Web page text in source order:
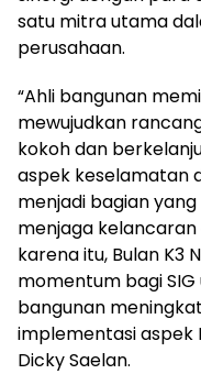
satu mitra utama
perusahaan.
“Ahli bangunan
mewujudkan
kokoh dan
aspek keselamatan
menjadi bagian
menjaga
karena itu, Bulan K3
momentum bagi
bangunan
implementasi aspek
Dicky Saelan.